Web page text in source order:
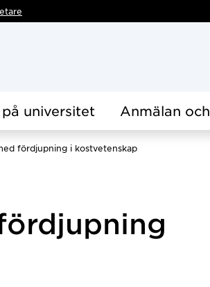
på universitet Anmälan
fördjupning i kostvetenskap